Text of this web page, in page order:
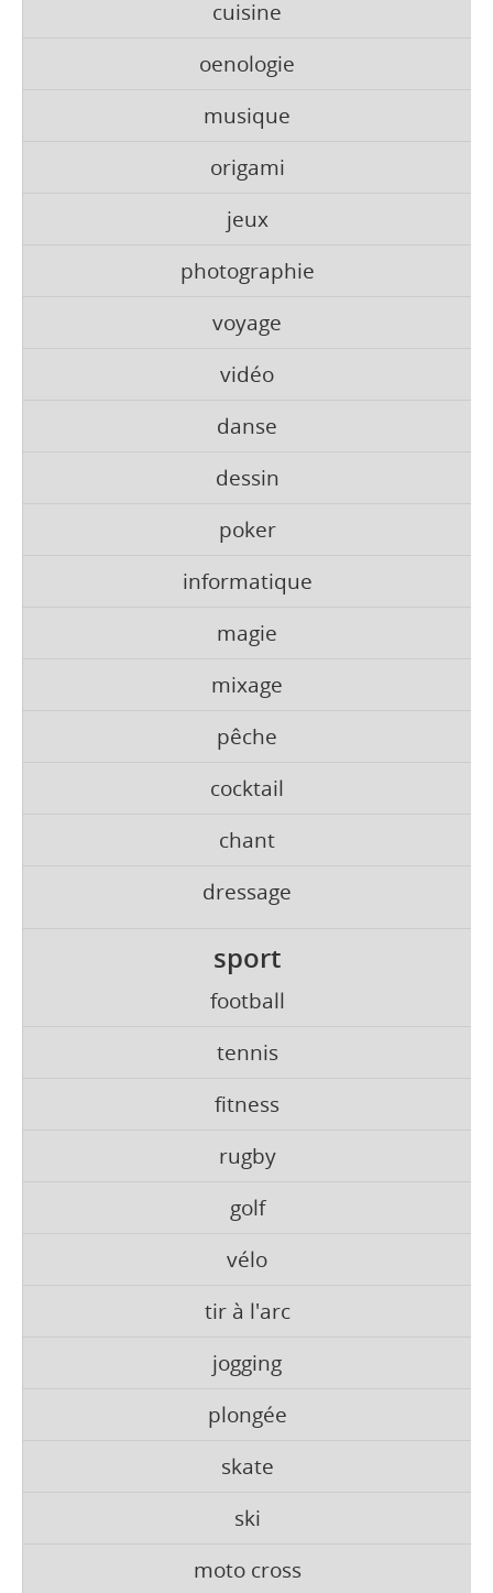
cuisine
oenologie
musique
origami
jeux
photographie
voyage
vidéo
danse
dessin
poker
informatique
magie
mixage
pêche
cocktail
chant
dressage
sport
football
tennis
fitness
rugby
golf
vélo
tir à l'arc
jogging
plongée
skate
ski
moto cross